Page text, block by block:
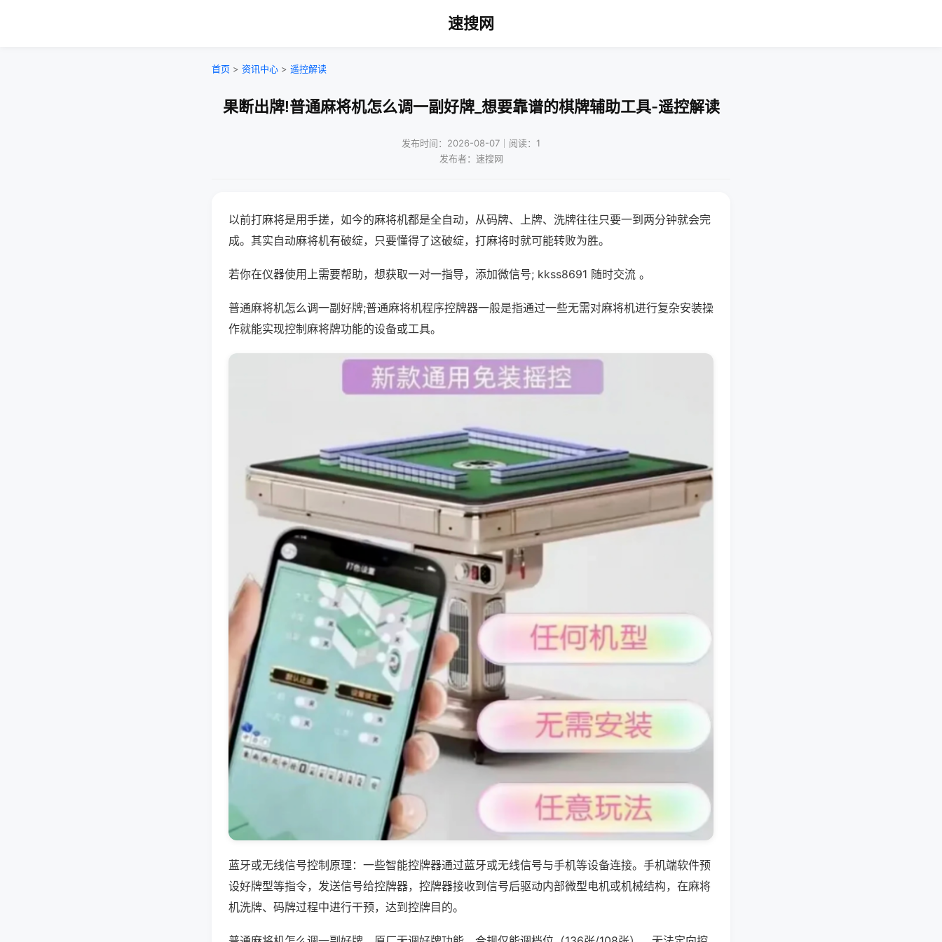
速搜网
首页 > 资讯中心 > 遥控解读
果断出牌!普通麻将机怎么调一副好牌_想要靠谱的棋牌辅助工具-遥控解读
发布时间：2026-08-07｜阅读：1
发布者：速搜网
以前打麻将是用手搓，如今的麻将机都是全自动，从码牌、上牌、洗牌往往只要一到两分钟就会完
成。其实自动麻将机有破绽，只要懂得了这破绽，打麻将时就可能转败为胜。
若你在仪器使用上需要帮助，想获取一对一指导，添加微信号; kkss8691 随时交流 。
普通麻将机怎么调一副好牌;普通麻将机程序控牌器一般是指通过一些无需对麻将机进行复杂安装操
作就能实现控制麻将牌功能的设备或工具。
蓝牙或无线信号控制原理：一些智能控牌器通过蓝牙或无线信号与手机等设备连接。手机端软件预
设好牌型等指令，发送信号给控牌器，控牌器接收到信号后驱动内部微型电机或机械结构，在麻将
机洗牌、码牌过程中进行干预，达到控牌目的。